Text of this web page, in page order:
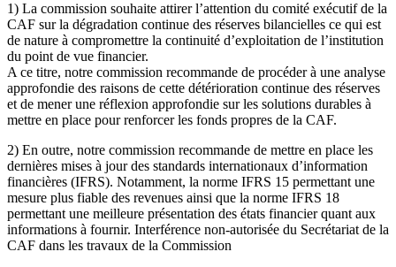
1) La commission souhaite attirer l’attention du comité exécutif de la
CAF sur la dégradation continue des réserves bilancielles ce qui est
de nature à compromettre la continuité d’exploitation de l’institution
du point de vue financier.
A ce titre, notre commission recommande de procéder à une analyse
approfondie des raisons de cette détérioration continue des réserves
et de mener une réflexion approfondie sur les solutions durables à
mettre en place pour renforcer les fonds propres de la CAF.
2) En outre, notre commission recommande de mettre en place les
dernières mises à jour des standards internationaux d’information
financières (IFRS). Notamment, la norme IFRS 15 permettant une
mesure plus fiable des revenues ainsi que la norme IFRS 18
permettant une meilleure présentation des états financier quant aux
informations à fournir. Interférence non-autorisée du Secrétariat de la
CAF dans les travaux de la Commission